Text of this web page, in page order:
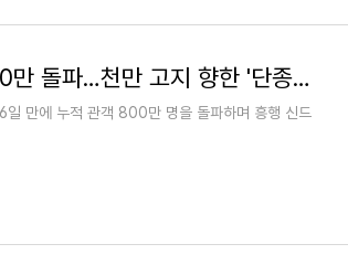
'왕과 사는 남자' 800만 돌파…천만 고지 향한 '단종 앓이'
일 만에 누적 관객 800만 명을 돌파하며 흥행 신드